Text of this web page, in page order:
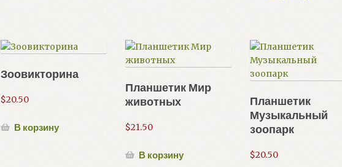
Зоовикторина
$20.50
В корзину
Планшетик Мир
животных
$21.50
В корзину
Планшетик
Музыкальный
зоопарк
$20.50